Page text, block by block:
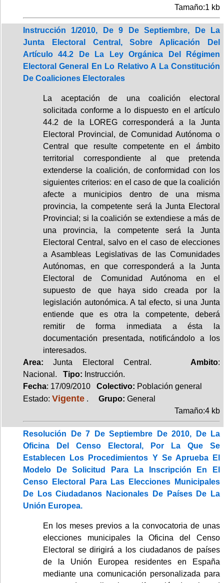
Tamaño:1 kb
Instrucción 1/2010, De 9 De Septiembre, De La
Junta Electoral Central, Sobre Aplicación Del
Artículo 44.2 De La Ley Orgánica Del Régimen
Electoral General En Lo Relativo A La Constitución
De Coaliciones Electorales
La aceptación de una coalición electoral
solicitada conforme a lo dispuesto en el artículo
44.2 de la LOREG corresponderá a la Junta
Electoral Provincial, de Comunidad Autónoma o
Central que resulte competente en el ámbito
territorial correspondiente al que pretenda
extenderse la coalición, de conformidad con los
siguientes criterios: en el caso de que la coalición
afecte a municipios dentro de una misma
provincia, la competente será la Junta Electoral
Provincial; si la coalición se extendiese a más de
una provincia, la competente será la Junta
Electoral Central, salvo en el caso de elecciones
a Asambleas Legislativas de las Comunidades
Autónomas, en que corresponderá a la Junta
Electoral de Comunidad Autónoma en el
supuesto de que haya sido creada por la
legislación autonómica. A tal efecto, si una Junta
entiende que es otra la competente, deberá
remitir de forma inmediata a ésta la
documentación presentada, notificándolo a los
interesados.
Area: Junta Electoral Central. Ambito:
Nacional. Tipo: Instrucción.
Fecha: 17/09/2010 Colectivo: Población general
Estado: Vigente . Grupo: General
Tamaño:4 kb
Resolución De 7 De Septiembre De 2010, De La
Oficina Del Censo Electoral, Por La Que Se
Establecen Los Procedimientos Y Se Aprueba El
Modelo De Solicitud Para La Inscripción En El
Censo Electoral Para Las Elecciones Municipales
De Los Ciudadanos Nacionales De Países De La
Unión Europea.
En los meses previos a la convocatoria de unas
elecciones municipales la Oficina del Censo
Electoral se dirigirá a los ciudadanos de países
de la Unión Europea residentes en España
mediante una comunicación personalizada para